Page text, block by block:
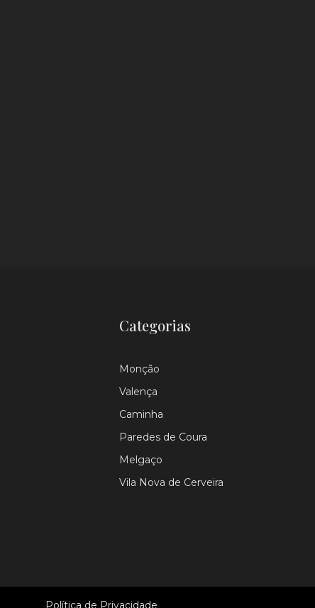
Categorias
Monção
Valença
Caminha
Paredes de Coura
Melgaço
Vila Nova de Cerveira
Política de Privacidade